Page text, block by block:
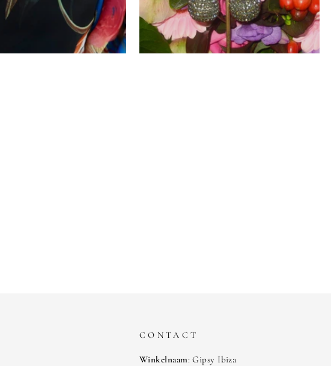
CONTACT
Winkelnaam: Gipsy Ibiza